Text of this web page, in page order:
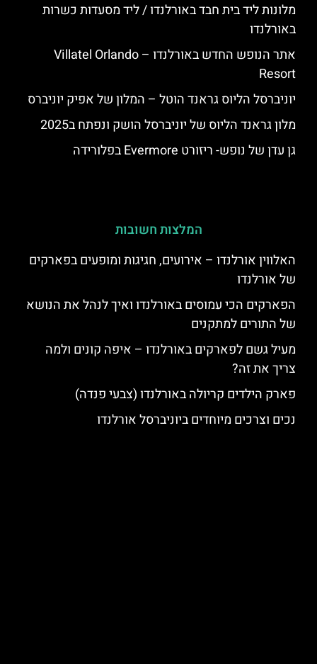
מלונות ליד בית חבד באורלנדו / ליד מסעדות כשרות
באורלנדו
אתר הנופש החדש באורלנדו – Villatel Orlando
Resort
יוניברסל הליוס גראנד הוטל – המלון של אפיק יוניברס
מלון גראנד הליוס של יוניברסל הושק ונפתח ב2025
גן עדן של נופש- ריזורט Evermore בפלורידה
המלצות חשובות
האלווין אורלנדו – אירועים, חגיגות ומופעים בפארקים
של אורלנדו
הפארקים הכי עמוסים באורלנדו ואיך לנהל את הנושא
של התורים למתקנים
מעיל גשם לפארקים באורלנדו – איפה קונים ולמה
צריך את זה?
פארק הילדים קריולה באורלנדו (צבעי פנדה)
נכים וצרכים מיוחדים ביוניברסל אורלנדו